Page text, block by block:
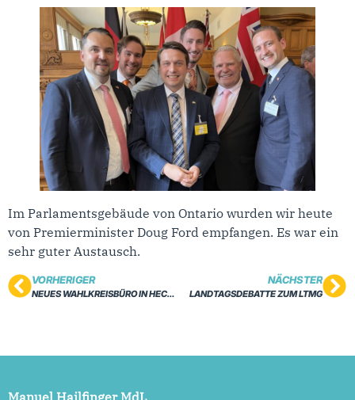
Im Parlamentsgebäude von Ontario wurden wir heute
von Premierminister Doug Ford empfangen. Es war ein
sehr guter Austausch.
VORHERIGER
NEUES WAHLKREISBÜRO IN HECHINGEN
NÄCHSTER
LANDTAGSDEBATTE ZUM LTMG
Manuel Hailfinger MdL